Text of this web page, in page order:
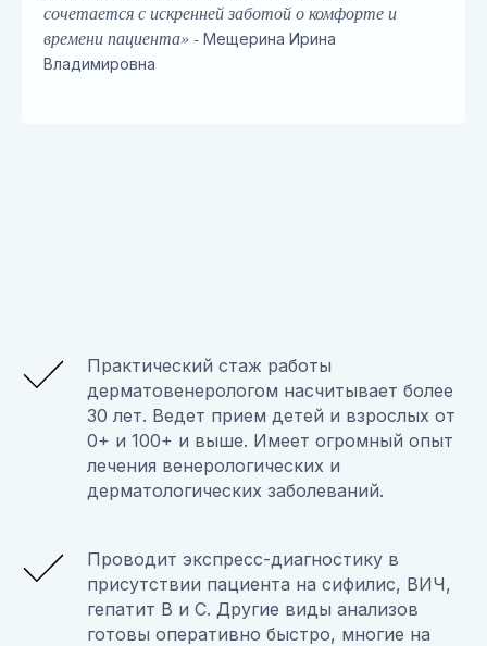
сочетается с искренней заботой о комфорте и
времени пациента» - Мещерина Ирина
Владимировна
Практический стаж работы
дерматовенерологом насчитывает более
30 лет. Ведет прием детей и взрослых от
0+ и 100+ и выше. Имеет огромный опыт
лечения венерологических и
дерматологических заболеваний.
Проводит экспресс-диагностику в
присутствии пациента на сифилис, ВИЧ,
гепатит В и С. Другие виды анализов
готовы оперативно быстро, многие на